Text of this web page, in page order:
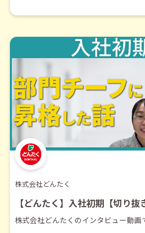
株式会社どんたく
【どんたく】入社初期【切り抜
株式会社どんたくのインタビュー動画